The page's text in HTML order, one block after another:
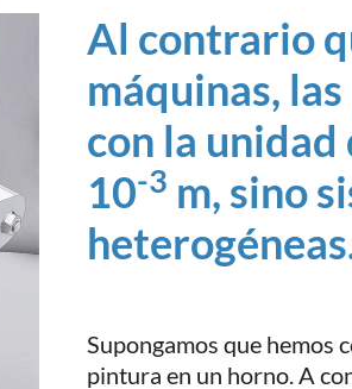
Al contrario
máquinas,
con la
10-3 m, sino
Supongamos que hemos
pintura en un horno. A